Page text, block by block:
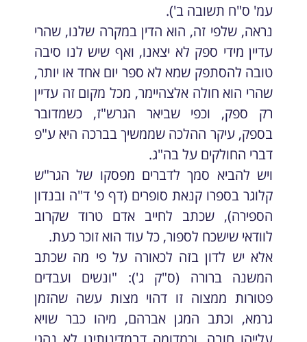
עמ' ס"ח תשובה ב').
נראה, שלפי זה, הוא הדין במקרה שלנו, שהרי
עדיין מידי ספק לא יצאנו, ואף שיש לנו סיבה
טובה להסתפק שמא לא ספר יום אחד או יותר,
שהרי הוא חולה אלצהיימר, מכל מקום זה עדיין
רק ספק, וכפי שביאר הגרש"ז, כשמדובר
בספק, עיקר ההלכה שממשיך בברכה היא ע"פ
דברי החולקים על בה"ג.
ויש להביא סמך לדברים מפסקו של הגר"ש
קלוגר בספרו קנאת סופרים (דף פ' ד"ה ובנדון
הספירה), שכתב לחייב אדם טרוד שקרוב
לוודאי שישכח לספור, כל עוד הוא זוכר כעת.
אלא יש לדון בזה לכאורה על פי מה שכתב
המשנה ברורה (ס"ק ג'): "ונשים ועבדים
פטורות ממצוה זו דהוי מצות עשה שהזמן
גרמא, וכתב המגן אברהם, מיהו כבר שויא